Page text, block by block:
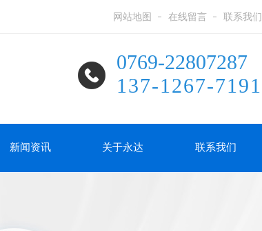
网站地图 在线留言 联系我们
0769-22807287
137-1267-7191
新闻资讯 关于永达 联系我们